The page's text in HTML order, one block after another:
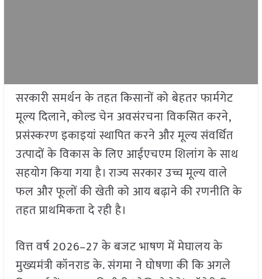
सरकारी समर्थन के तहत किसानों को बेहतर फार्मगेट
मूल्य दिलाने, कोल्ड चेन अवसंरचना विकसित करने,
प्रसंस्करण इकाइयां स्थापित करने और मूल्य संवर्धित
उत्पादों के विकास के लिए आईएचएम शिलांग के साथ
सहयोग किया गया है। राज्य सरकार उच्च मूल्य वाले
फल और फूलों की खेती को आय बढ़ाने की रणनीति के
तहत प्राथमिकता दे रही है।
वित्त वर्ष 2026–27 के बजट भाषण में मेघालय के
मुख्यमंत्री कॉनराड के. संगमा ने घोषणा की कि अगले